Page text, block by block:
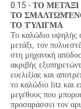
0.15 - ΤΟ
ΤΟ
ΤΟ ΤΎΛΙΓΜΑ
Το καλώδιο υψηλής
μετάξι, τον
στη μηχανική
ακριβής
ευελιξίας και
το καλώδιο litz και
μεγέθους που
προσαράσσει τον